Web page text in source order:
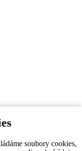
soubory cookies,